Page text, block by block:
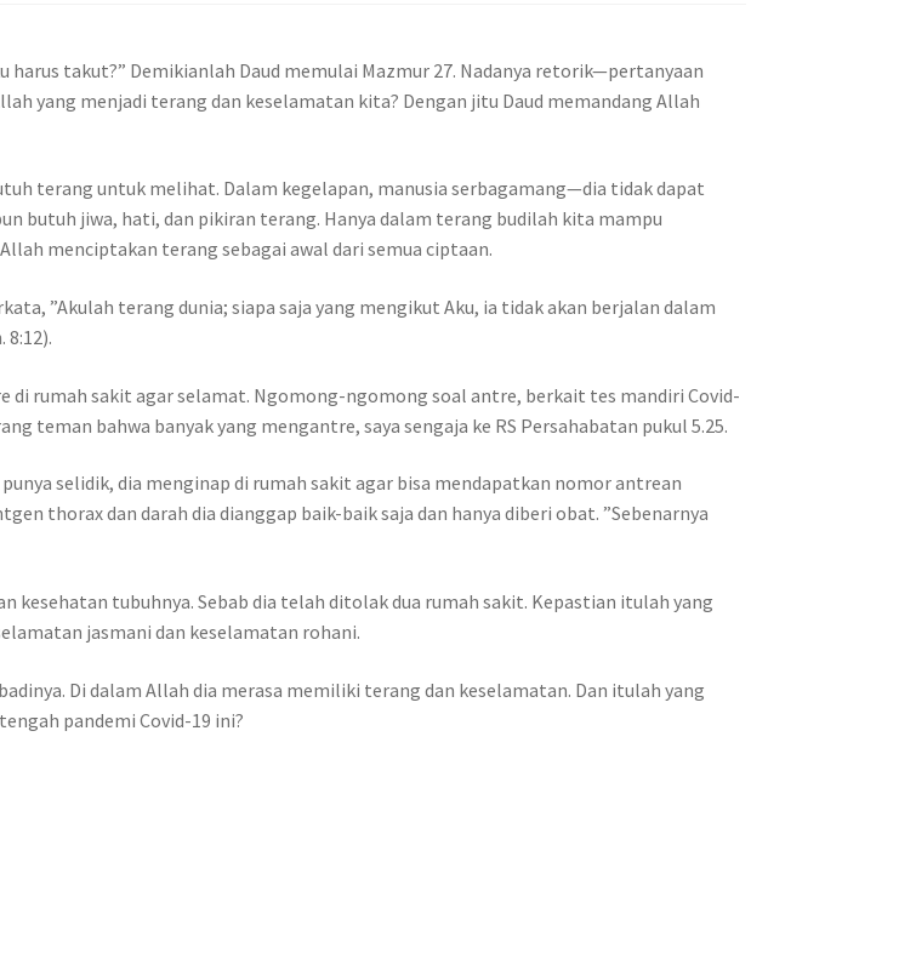
harus takut?” Demikianlah Daud memulai Mazmur 27. Nadanya retorik—pertanyaan
yang menjadi terang dan keselamatan kita? Dengan jitu Daud memandang Allah
terang untuk melihat. Dalam kegelapan, manusia serbagamang—dia tidak dapat
butuh jiwa, hati, dan pikiran terang. Hanya dalam terang budilah kita mampu
menciptakan terang sebagai awal dari semua ciptaan.
”Akulah terang dunia; siapa saja yang mengikut Aku, ia tidak akan berjalan dalam
di rumah sakit agar selamat. Ngomong-ngomong soal antre, berkait tes mandiri Covid-
teman bahwa banyak yang mengantre, saya sengaja ke RS Persahabatan pukul 5.25.
selidik, dia menginap di rumah sakit agar bisa mendapatkan nomor antrean
thorax dan darah dia dianggap baik-baik saja dan hanya diberi obat. ”Sebenarnya
kesehatan tubuhnya. Sebab dia telah ditolak dua rumah sakit. Kepastian itulah yang
jasmani dan keselamatan rohani.
Di dalam Allah dia merasa memiliki terang dan keselamatan. Dan itulah yang
pandemi Covid-19 ini?